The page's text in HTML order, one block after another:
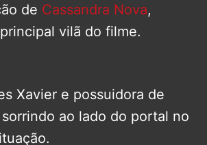
de Cassandra Nova,
vilã do filme.
Xavier e possuidora de
ao lado do portal no